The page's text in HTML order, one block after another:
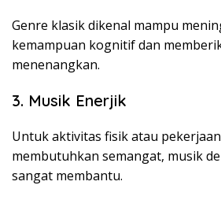
Genre klasik dikenal mampu
kemampuan kognitif dan
menenangkan.
3. Musik Enerjik
Untuk aktivitas fisik atau
membutuhkan semangat, musik
sangat membantu.